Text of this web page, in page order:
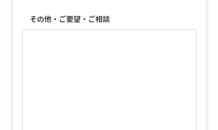
その他・ご要望・ご相談